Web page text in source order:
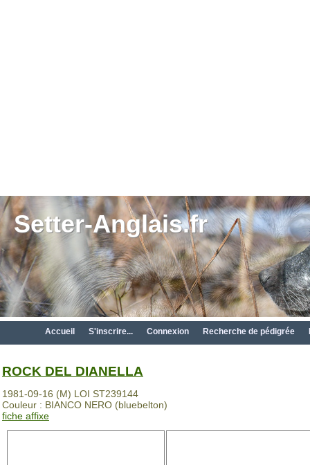
Setter-Anglais.fr
Accueil S'inscrire... Connexion Recherche de pédigrée
ROCK DEL DIANELLA
1981-09-16 (M) LOI ST239144
Couleur : BIANCO NERO (bluebelton)
fiche affixe